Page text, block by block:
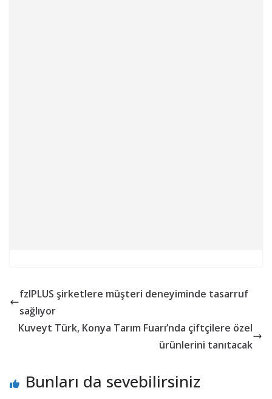
fzlPLUS şirketlere müşteri deneyiminde tasarruf
sağlıyor
Kuveyt Türk, Konya Tarım Fuarı’nda çiftçilere özel
ürünlerini tanıtacak
Bunları da sevebilirsiniz